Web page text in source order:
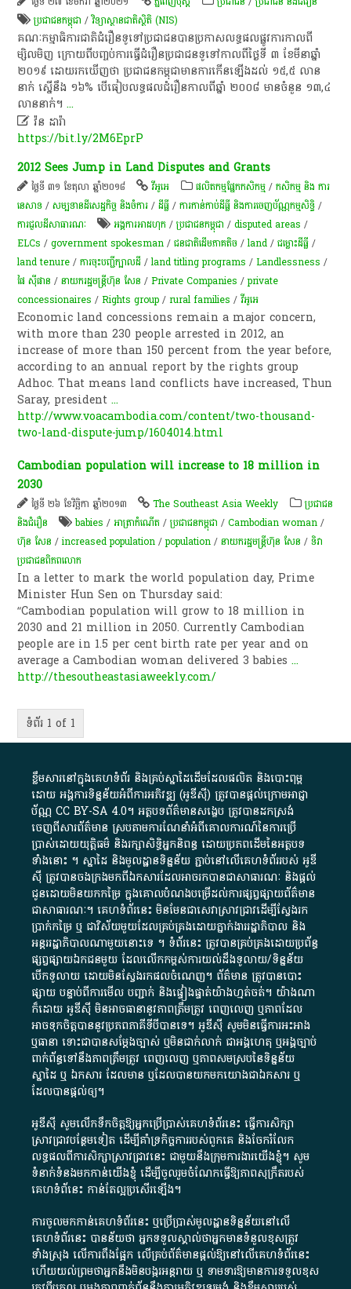
ប្រជាជន​កម្ពុជា​ /វិទ្យាស្ថានជាតិស្ថិតិ (NIS)
គណៈកម្មាធិការ​ជាតិ​ជំរឿន​ទូទៅ​ប្រជាជន​បាន​ប្រកាស​លទ្ធផល​ផ្លូវការ​កាលពី​
ម្សិលមិញ ក្រោយពី​បញ្ចប់​ការធ្វើ​ជំរឿន​ប្រជាជន​ទូទៅ​កាលពី​ថ្ងៃទី​ ៣ ខែមីនា​ឆ្នាំ​
២០១៩ ​ដោយ​រកឃើញថា ប្រជាជន​កម្ពុជា​មាន​ការកើនឡើង​ដល់ ១៥,៥ លាន​
នាក់​ ស្នើ​នឹង​ ១៦% បើធៀប​លទ្ធផល​ជំរឿន​កាលពី​ឆ្នាំ​ ២០០៨ ​មាន​ចំនួន​ ១៣,៤
លាននាក់​។...
 វ៉ន ដារ៉ា
https://bit.ly/2M6EprP
2012 Sees Jump in Land Disputes and Grants
ថ្ងៃទី ៣១ ខែតុលា ឆ្នាំ២០១៨ វីអូអេ ​ផលិតកម្ម​ផ្នែក​កសិកម្ម​ /កសិកម្ម​ និង​ ការ​
នេ​សាទ​ /សម្បទានដីសេដ្ឋកិច្ច និងចំការ /ដីធ្លី /ការកាន់កាប់​ដីធ្លី និង​ការចេញ​ប័ណ្ណកម្មសិទ្ធិ​ /
ការជួលដីសាធារណៈ
អង្គការអាដហុក /ប្រជាជន​កម្ពុជា​ /disputed areas /
ELCs /government spokesman /​ជនជាតិ​ដើម​ភាគតិច​ /land /ជម្លោះ​ដីធ្លី /
land tenure /ការចុះបញ្ជីក្បាលដី /land titling programs /Landlessness /
ផៃ ស៊ីផាន /នាយករដ្ឋមន្ត្រីហ៊ុន សែន /Private Companies /private
concessionaires /Rights group /rural families /វីអូអេ
Economic land concessions remain a major concern,
with more than 230 people arrested in 2012, an
increase of more than 150 percent from the year before,
according to an annual report by the rights group
Adhoc. That means land conflicts have increased, Thun
Saray, president...
http://www.voacambodia.com/content/two-thousand-
two-land-dispute-jump/1604014.html
Cambodian population will increase to 18 million in
2030
ថ្ងៃទី ២៦ ខែវិច្ឆិកា ឆ្នាំ២០១៣ The Southeast Asia Weekly
ប្រជាជន
និងជំរឿន
babies /អា​ត្រា​កំណើត /ប្រជាជន​កម្ពុជា​ /Cambodian woman /
ហ៊ុន សែន /increased population /population /នាយករដ្ឋមន្ត្រីហ៊ុន សែន /ទិវា​
ប្រជាជន​ពិភពលោក
In a letter to mark the world population day, Prime
Minister Hun Sen on Thursday said:
“Cambodian population will grow to 18 million in
2030 and 21 million in 2050. Currently Cambodian
people are in 1.5 per cent birth rate per year and on
average a Cambodian woman delivered 3 babies...
http://thesoutheastasiaweekly.com/
ទំព័រ 1 of 1
ខ្លឹមសារ​នៅ​ក្នុង​គេហទំព័រ និង​គ្រប់​ស្នា​ដៃ​ដើម​ដែល​ផលិត​ និង​បោះពុម្ព​
ដោយ​ អង្គការ​ទិន្នន័យ​អំពី​ការអភិវឌ្ឍ​​ (អូ​ឌី​ស៊ី)​ ត្រូវ​បាន​ផ្តល់​ក្រោម​អាជ្ញា
ប័ណ្ណ​CC BY-SA 4.0។​ អត្ថបទ​ព័ត៌មាន​សង្ខេប​ ត្រូវ​បាន​ដកស្រង់​
ចេញពី​សារព័ត៌មាន ស្របតាមការ​ណែនាំ​អំពី​គោលការណ៍​នៃ​ការ​ប្រើ
ប្រាស់​ដោយ​យុត្តិធម៌​ និង​រក្សាសិទ្ធិអ្នកនិពន្ធ ដោយ​ប្រភពដើម​នៃ​​អត្ថបទ
ទាំង​នោះ​ ។​ ស្នាដៃ​ និង​មូលដ្ឋាន​ទិន្នន័យ ​ភ្ជាប់​នៅ​លើ​គេហទំព័រ​របស់​ អូ​ឌី​
ស៊ី​ ត្រូវ​បាន​ចងក្រង​មក​ពី​ឯកសារ​ដែល​អាច​រក​បានជា​សាធារណៈ​ និង​ផ្តល់​
ជូន​ដោយ​មិន​យក​កម្រៃ​ ក្នុង​គោលបំណង​បម្រើ​ដល់ការ​ផ្សព្វផ្សាយ​ព័ត៌មាន​
ជា​សាធារណៈ​។​ គេហទំព័រ​នេះ​ មិនមែន​ជា​សេវា​ស្រាវជ្រាវ​ដើម្បី​ស្វែងរក
ប្រាក់​កម្រៃ​ ឬ​ ជា​វិស័យ​មួយ​ដែល​គ្រប់គ្រង​ដោយ​ភ្នាក់ងារ​រដ្ឋាភិបាល​ និង ​
អន្តររដ្ឋាភិបាល​ណាមួយ​នោះ​ទេ ​។​ ទំព័រ​នេះ​ ត្រូវ​បាន​គ្រប់គ្រង​ដោយ​ប្រព័ន្ធ​
ផ្សព្វផ្សាយ​ឯកជន​មួយ​ ដែល​លើកកម្ពស់​ការ​យល់​ដឹង​ទូលាយ​/​ទិន្នន័យ​
បើក​ទូលាយ​ ដោយ​មិនស្វែង​រក​ផល​ចំណេញ​។​ ព័ត៌មាន​ ត្រូវ​បាន​បោះ
ផ្សាយ​ បន្ទាប់​ពី​ការ​មើល​ បញ្ជាក់​ និង​ផ្ទៀងផ្ទាត់​យ៉ាង​ហ្មត់ចត់​។​ យ៉ាងណា​
ក៏​ដោយ​ អូ​ឌី​ស៊ី​ មិន​អាច​ធានា​នូវ​ភាព​ត្រឹមត្រូវ​ ពេញលេញ​ ឬ​ភាព​ដែល​
អាច​ទុកចិត្ត​បាននូវ​ប្រភព​ភាគី​ទី​បី​បាន​ទេ​។​ អូ​ឌី​ស៊ី​ សូម​មិន​ធ្វើការ​អះអាង​
ឬ​ធានា​ ទោះជា​បាន​សម្តែង​ច្បាស់​ ឬ​មិន​ជាក់លាក់​ ជា​អង្គហេតុ​ ឬ​អង្គច្បាប់​
ពាក់ព័ន្ធ​ទៅ​នឹង​ភាព​ត្រឹមត្រូវ​ ពេញលេញ​ ឬ​ភាព​សម​ស្រប​នៃ​ទិន្នន័យ​
ស្នាដៃ​ ឬ​ ឯកសារ​ ដែល​មាន​ ឬ​ដែល​បាន​យក​មក​យោង​ជា​ឯកសារ​ ឬ​
ដែល​បាន​ផ្តល់​ឲ្យ​។
អូឌីស៊ី សូមលើកទឹកចិត្តឱ្យអ្នកប្រើប្រាស់គេហទំព័រនេះ ធ្វើការសិក្សា
ស្រាវជ្រាវបន្ថែមទៀត ដើម្បីគាំទ្រកិច្ចការ​របស់ពួកគេ និងចែករំលែក
លទ្ធផលពីការសិក្សាស្រាវជ្រាវនេះ ជាមួយនឹងក្រុមការងារយើងខ្ញុំ។ សូម
ទំនាក់ទំនងមកកាន់យើងខ្ញុំ ដើម្បីចូលរួមចំណែកធ្វើឱ្យភាពសុក្រឹតរបស់
គេហទំព័នេះ កាន់តែល្អប្រសើរឡើង។
ការចូលមកកាន់គេហទំព័រនេះ ឬប្រើប្រាស់មូលដ្ឋានទិន្នន័យនៅលើ
គេហទំព័រនេះ បានន័យថា អ្នកទទួលស្គាល់ថាអ្នកមានទំនួលខុសត្រូវ
ទាំងស្រុង លើការពឹងផ្អែក លើគ្រប់ព័ត៌មានផ្តល់ឱ្យនៅលើគេហទំព័រនេះ
ហើយយល់ព្រមថាអ្នកនឹងមិនបង្ករអន្តរាយ ឬ ទាមទារ​ឱ្យមានការទទួលខុស​